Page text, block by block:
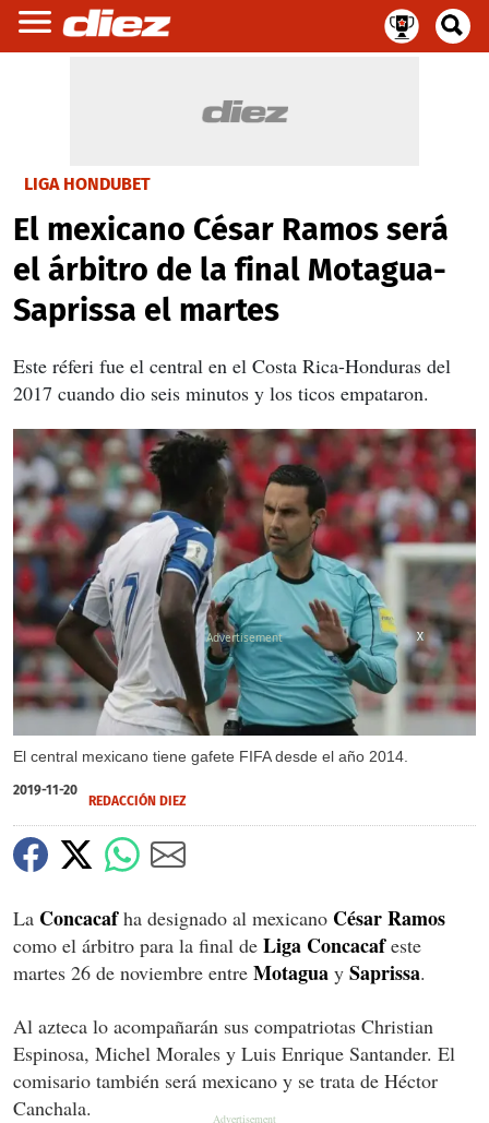
LIGA HONDUBET
El mexicano César Ramos será
el árbitro de la final Motagua-
Saprissa el martes
Este réferi fue el central en el Costa Rica-Honduras del
2017 cuando dio seis minutos y los ticos empataron.
El central mexicano tiene gafete FIFA desde el año 2014.
X
X
2019-11-20
REDACCIÓN DIEZ
La Concacafha designado al mexicano César Ramos
como el árbitro para la final de Liga Concacafeste
martes 26 de noviembre entre Motagua y Saprissa.
Al azteca lo acompañarán sus compatriotas Christian
Espinosa, Michel Morales y Luis Enrique Santander. El
comisario también será mexicano y se trata de Héctor
Canchala.